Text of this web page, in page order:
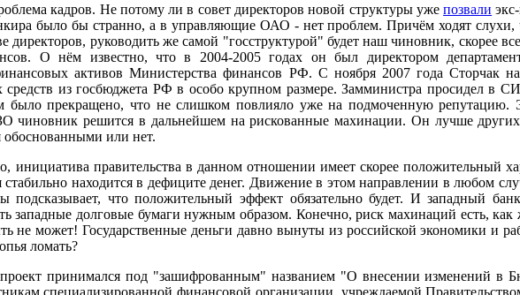
кадров. Не потому ли в совет директоров новой структуры ужепозвали
было бы странно, а в управляющие ОАО - нет проблем. Причём ходят
директоров, руководить же самой "госструктурой" будет наш чиновник, скорее
О нём известно, что в 2004-2005 годах он был директором
активов Министерства финансов РФ. С ноября 2007 года Сторчак
из госбюджета РФ в особо крупном размере. Замминистра просидел в
было прекращено, что не слишком повлияло уже на подмоченную репутацию.
решится в дальнейшем на рискованные махинации. Он лучше других
или нет.
инициатива правительства в данном отношении имеет скорее положительный
стабильно находится в дефиците денег. Движение в этом направлении в любом
подсказывает, что положительный эффект обязательно будет. И западный
западные долговые бумаги нужным образом. Конечно, риск махинаций есть,
не может! Государственные деньги давно вынуты из российской экономики и
ломать?
принимался под "зашифрованным" названием "О внесении изменений в
специализированной финансовой организации, учреждаемой